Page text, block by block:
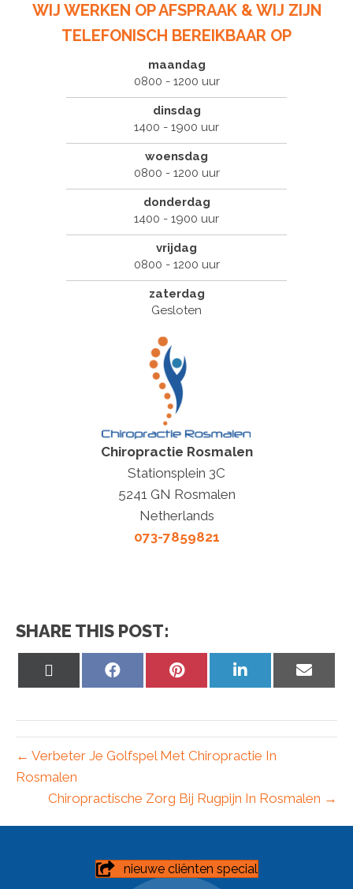
WIJ WERKEN OP AFSPRAAK & WIJ ZIJN
TELEFONISCH BEREIKBAAR OP
maandag
0800 - 1200 uur
dinsdag
1400 - 1900 uur
woensdag
0800 - 1200 uur
donderdag
1400 - 1900 uur
vrijdag
0800 - 1200 uur
zaterdag
Gesloten
Chiropractie Rosmalen
Stationsplein 3C
5241 GN Rosmalen
Netherlands
073-7859821
SHARE THIS POST:
Share
Share
Share
on
Share
on
← Verbeter Je Golfspel Met Chiropractie In
Rosmalen
Chiropractische Zorg Bij Rugpijn In Rosmalen →
nieuwe cliënten special